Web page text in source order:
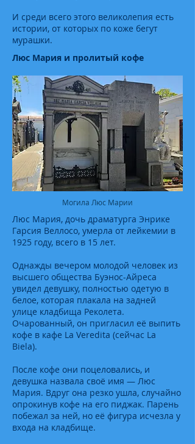
И среди всего этого великолепия есть
истории, от которых по коже бегут
мурашки.
Люс Мария и пролитый кофе
Могила Люс Марии
Люс Мария, дочь драматурга Энрике
Гарсия Веллосо, умерла от лейкемии в
1925 году, всего в 15 лет.
Однажды вечером молодой человек из
высшего общества Буэнос-Айреса
увидел девушку, полностью одетую в
белое, которая плакала на задней
улице кладбища Реколета.
Очарованный, он пригласил её выпить
кофе в кафе La Veredita (сейчас La
Biela).
После кофе они поцеловались, и
девушка назвала своё имя — Люс
Мария. Вдруг она резко ушла, случайно
опрокинув кофе на его пиджак. Парень
побежал за ней, но её фигура исчезла у
входа на кладбище.